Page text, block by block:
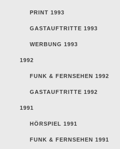
PRINT 1993
GASTAUFTRITTE 1993
WERBUNG 1993
1992
FUNK & FERNSEHEN 1992
GASTAUFTRITTE 1992
1991
HÖRSPIEL 1991
FUNK & FERNSEHEN 1991